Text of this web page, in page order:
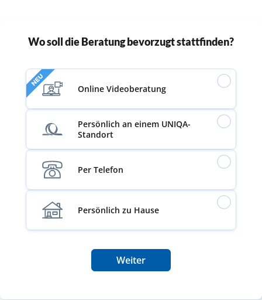
Wo soll die Beratung bevorzugt stattfinden?
NEU
Online Videoberatung
Persönlich an einem UNIQA-
Standort
Per Telefon
Persönlich zu Hause
Weiter